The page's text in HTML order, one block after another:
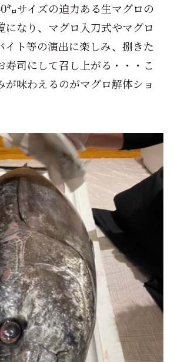
㌔サイズの迫力ある生マグロの
になり、マグロ入刀式やマグロ
イト等の演出に楽しみ、捌きた
寿司にして召し上がる・・・こ
が味わえるのがマグロ解体ショ